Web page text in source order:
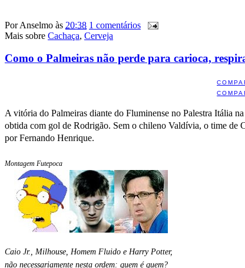
PorAnselmo às 20:38 1 comentários
Mais sobre Cachaça, Cerveja
Como o Palmeiras não perde para carioca,
A vitória do Palmeiras diante do Fluminense no Palestra Itália
obtida com gol de Rodrigão. Sem o chileno Valdívia, o time de
por Fernando Henrique.
Montagem Futepoca
Caio Jr., Milhouse, Homem Fluido e Harry Potter,
não necessariamente nesta ordem: quem é quem?